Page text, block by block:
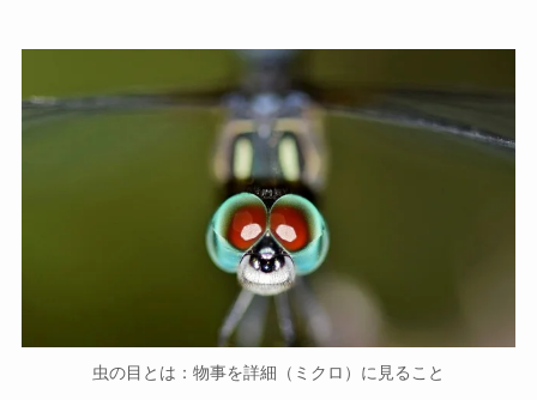
虫の目とは：物事を詳細（ミクロ）に見ること